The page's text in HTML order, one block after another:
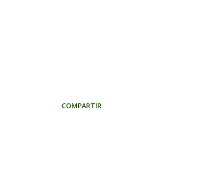
COMPARTIR